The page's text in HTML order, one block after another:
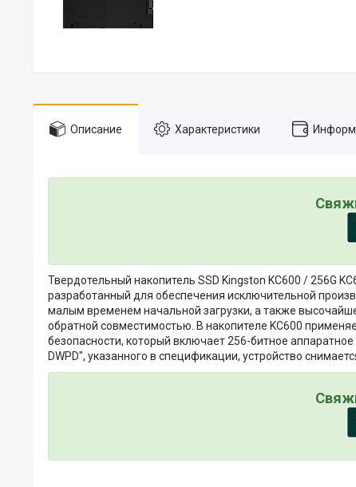
Описание Характеристики
Твердотельный накопитель SSD Kingston KC600 / 256G
разработанный для обеспечения исключительной
малым временем начальной загрузки, а также
обратной совместимостью. В накопителе KC600
безопасности, который включает 256-битное
DWPD", указанного в спецификации, устройство